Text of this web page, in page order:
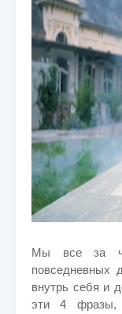
Мы все за
повседневных
внутрь себя и
эти 4 фразы,